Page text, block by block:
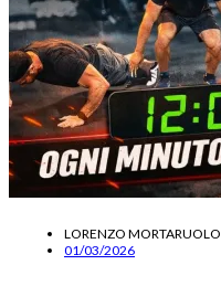
LORENZO MORTARUOLO
01/03/2026